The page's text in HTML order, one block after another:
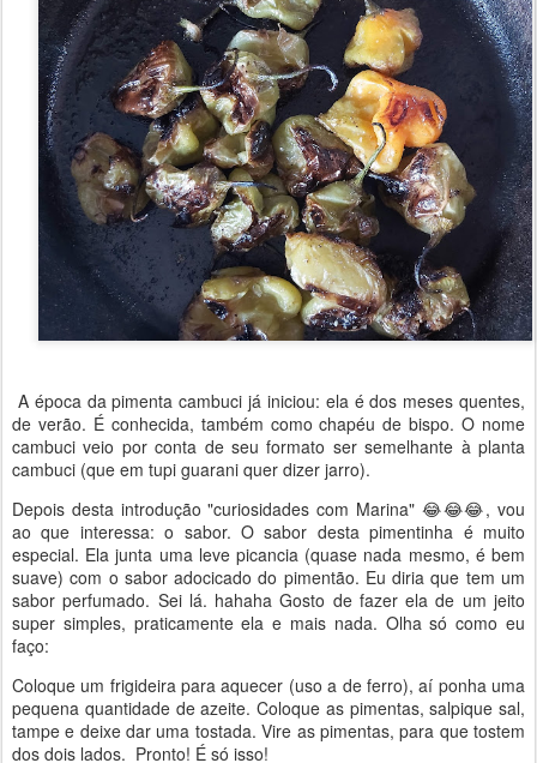
A época da pimenta cambuci já iniciou: ela é dos meses quentes,
de verão. É conhecida, também como chapéu de bispo. O nome
cambuci veio por conta de seu formato ser semelhante à planta
cambuci (que em tupi guarani quer dizer jarro).
Depois desta introdução "curiosidades com Marina" 😂😂😂, vou
ao que interessa: o sabor. O sabor desta pimentinha é muito
especial. Ela junta uma leve picancia (quase nada mesmo, é bem
suave) com o sabor adocicado do pimentão. Eu diria que tem um
sabor perfumado. Sei lá. hahaha Gosto de fazer ela de um jeito
super simples, praticamente ela e mais nada. Olha só como eu
faço:
Coloque um frigideira para aquecer (uso a de ferro), aí ponha uma
pequena quantidade de azeite. Coloque as pimentas, salpique sal,
tampe e deixe dar uma tostada. Vire as pimentas, para que tostem
dos dois lados. Pronto! É só isso!